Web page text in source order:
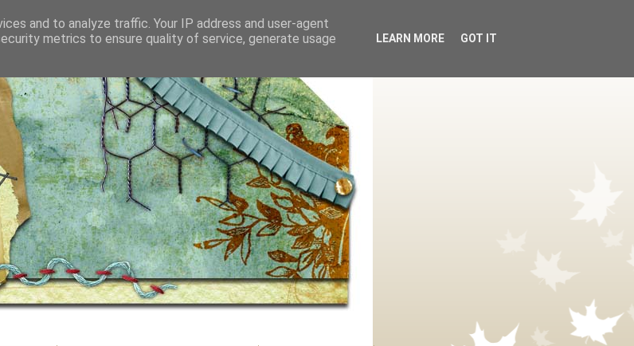
and to analyze traffic. Your IP address and user-agent
metrics to ensure quality of service, generate usage
LEARN MORE GOT IT